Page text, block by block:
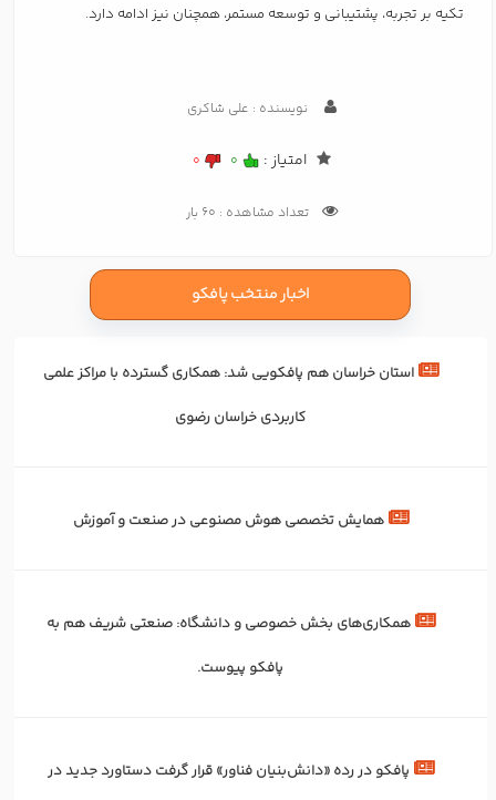
تکیه بر تجربه، پشتیبانی و توسعه مستمر، همچنان نیز ادامه دارد.
نویسنده : علی شاکری
امتیاز : 0
0
تعداد مشاهده : 60 بار
اخبار منتخب پافکو
استان خراسان هم پافکویی شد: همکاری‌ گسترده با مراکز علمی
کاربردی خراسان رضوی
همایش تخصصی هوش مصنوعی در صنعت و آموزش
همکاری‌های بخش خصوصی و دانشگاه: صنعتی شریف هم به
پافکو پیوست.
پافکو در رده «دانش‌بنیان فناور» قرار گرفت دستاورد جدید در